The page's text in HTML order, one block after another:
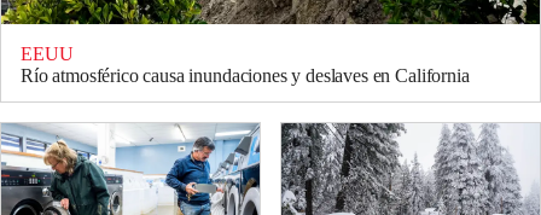
EEUU
Río atmosférico causa inundaciones y deslaves en California